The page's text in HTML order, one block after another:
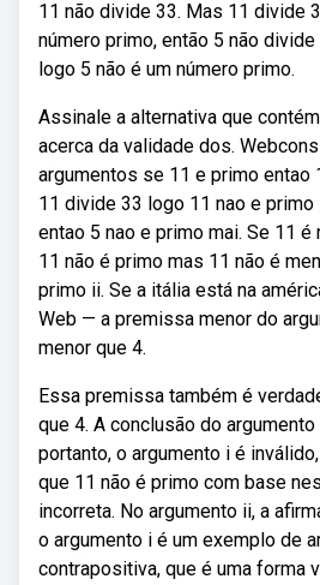
11 não divide 33. Mas 11 divide
número primo, então 5 não
logo 5 não é um número primo.
Assinale a alternativa que
acerca da validade dos.
argumentos se 11 e primo entao
11 divide 33 logo 11 nao e primo
entao 5 nao e primo mai. Se 11 é
11 não é primo mas 11 não é
primo ii. Se a itália está na
Web — a premissa menor do
menor que 4.
Essa premissa também é
que 4. A conclusão do
portanto, o argumento i é
que 11 não é primo com base
incorreta. No argumento ii, a
o argumento i é um exemplo de
contrapositiva, que é uma forma